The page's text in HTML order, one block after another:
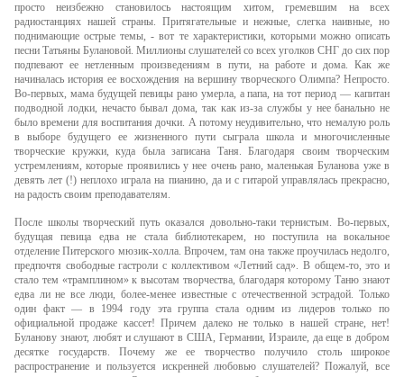
просто неизбежно становилось настоящим хитом, гремевшим на всех
радиостанциях нашей страны. Притягательные и нежные, слегка наивные, но
поднимающие острые темы, - вот те характеристики, которыми можно описать
песни Татьяны Булановой. Миллионы слушателей со всех уголков СНГ до сих пор
подпевают ее нетленным произведениям в пути, на работе и дома. Как же
начиналась история ее восхождения на вершину творческого Олимпа? Непросто.
Во-первых, мама будущей певицы рано умерла, а папа, на тот период — капитан
подводной лодки, нечасто бывал дома, так как из-за службы у нее банально не
было времени для воспитания дочки. А потому неудивительно, что немалую роль
в выборе будущего ее жизненного пути сыграла школа и многочисленные
творческие кружки, куда была записана Таня. Благодаря своим творческим
устремлениям, которые проявились у нее очень рано, маленькая Буланова уже в
девять лет (!) неплохо играла на пианино, да и с гитарой управлялась прекрасно,
на радость своим преподавателям.
После школы творческий путь оказался довольно-таки тернистым. Во-первых,
будущая певица едва не стала библиотекарем, но поступила на вокальное
отделение Питерского мюзик-холла. Впрочем, там она также проучилась недолго,
предпочтя свободные гастроли с коллективом «Летний сад». В общем-то, это и
стало тем «трамплином» к высотам творчества, благодаря которому Таню знают
едва ли не все люди, более-менее известные с отечественной эстрадой. Только
один факт — в 1994 году эта группа стала одним из лидеров только по
официальной продаже кассет! Причем далеко не только в нашей стране, нет!
Буланову знают, любят и слушают в США, Германии, Израиле, да еще в добром
десятке государств. Почему же ее творчество получило столь широкое
распространение и пользуется искренней любовью слушателей? Пожалуй, все